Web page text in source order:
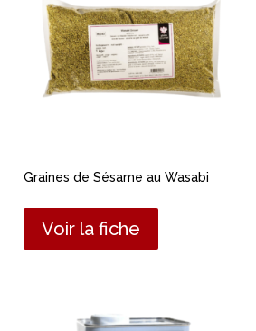
Graines de Sésame au Wasabi
Voir la fiche